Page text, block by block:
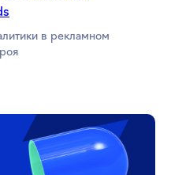
в рекламном